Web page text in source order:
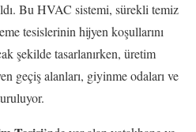
Bu HVAC sistemi, sürekli temiz
tesislerinin hijyen koşullarını
şekilde tasarlanırken, üretim
geçiş alanları, giyinme odaları ve